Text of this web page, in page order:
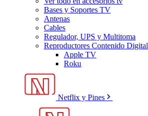
Bases y Soportes TV
Antenas
Cables
Regulador, UPS y Multitoma
Reproductores Contenido Digital
Apple TV
Roku
Netflix y Pines